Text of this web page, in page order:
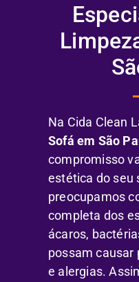
Na Cida Clean
Sofá em São
compromisso
estética do seu
preocupamos
completa dos
ácaros,
possam causar
e alergias.